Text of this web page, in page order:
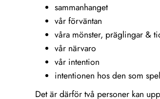
sammanhanget
vår förväntan
våra mönster, präglingar &
vår närvaro
vår intention
intentionen hos den som
Det är därför två personer kan